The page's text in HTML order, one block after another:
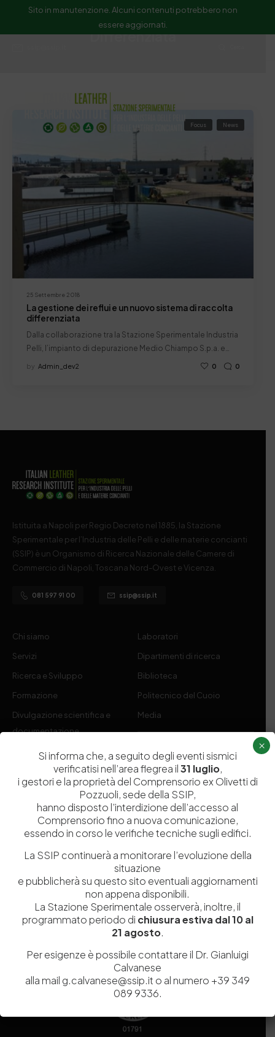
Sito in manutenzione. Alcuni contenuti potrebbero non
essere aggiornati.
Differenziata
25 Settembre 2018
Focus News
La gestione dei reflui e un nuovo sistema di raccolta
differenziata
Dalla collaborazione tra la Stazione Sperimentale Industria
Pelli, l’impianto di depurazione Medio Chiampo S.p.a. e…
by Admin_dev2 0 0
Istituita a Napoli per Regio Decreto nel 1885, la Stazione
Sperimentale per l’Industria delle Pelli e delle materie concianti
(SSIP) è un Organismo di Ricerca Nazionale delle Camere di
Commercio di Napoli, Toscana Nord-Ovest e Vicenza.
081 597 91 00 ssip@ssip.it
Chi siamo
Servizi
Ricerca e Sviluppo
Formazione
Divulgazione scientifica e
documentazione
Contribuenti
Laboratori
Dipartimenti di ricerca
Biblioteca
Politecnico del Cuoio
Media
Amministrazione Trasparente
Codice fiscale e Partita Iva07936981211
Iscrizione REA
NA 920756
Codice di iscrizione all’Anagrafe Nazionale delle Ricerche del
MIUR 000290_EIRI
Euro9.690.240,00
stazionesperimentaleindustriapelli@legalmail.it
Sede legaleVia Campi Flegrei, 34 – 80078 Pozzuoli (NA) – Tel. +39
Si informa che, a seguito degli eventi sismici
verificatisi nell’area flegrea il31 luglio,
i gestori e la proprietà del Comprensorio ex Olivetti di
Pozzuoli, sede della SSIP,
hanno disposto l’interdizione dell’accesso al
Comprensorio fino a nuova comunicazione,
essendo in corso le verifiche tecniche sugli edifici.
La SSIP continuerà a monitorare l’evoluzione della
situazione
e pubblicherà su questo sito eventuali aggiornamenti
non appena disponibili.
La Stazione Sperimentale osserverà, inoltre, il
programmato periodo di chiusura estiva dal 10 al
21 agosto.
Per esigenze è possibile contattare il Dr. Gianluigi
Calvanese
alla mail g.calvanese@ssip.it o al numero +39 349
089 9336.
×